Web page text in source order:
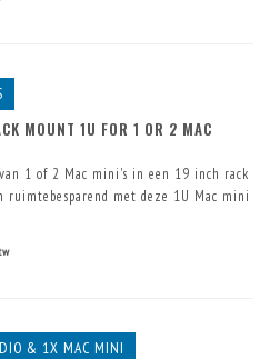
MOUNT 1U FOR 1 OR 2 MAC
1 of 2 Mac mini's in een 19 inch rack
ruimtebesparend met deze 1U Mac mini
USB connectoren in het front
worden inclusief kabel geleverd.
& 1X MAC MINI